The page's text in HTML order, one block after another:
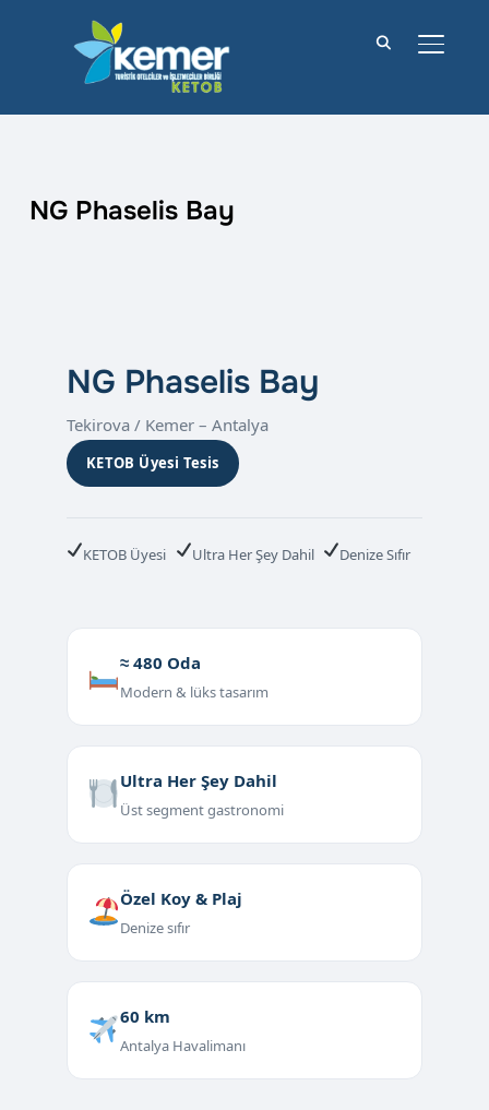
YAN
NG Phaselis Bay
NG Phaselis Bay
Tekirova / Kemer – Antalya
KETOB Üyesi Tesis
KETOB Üyesi Ultra Her Şey Dahil Denize Sıfır
≈ 480 Oda
Modern & lüks tasarım
Ultra Her Şey Dahil
Üst segment gastronomi
Özel Koy & Plaj
Denize sıfır
60 km
Antalya Havalimanı